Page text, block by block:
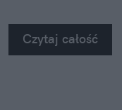
Czytaj całość